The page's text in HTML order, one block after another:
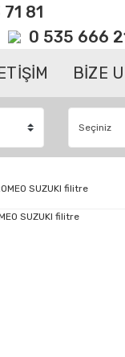
81
0 535 666
BİZE
SUZUKI filitre